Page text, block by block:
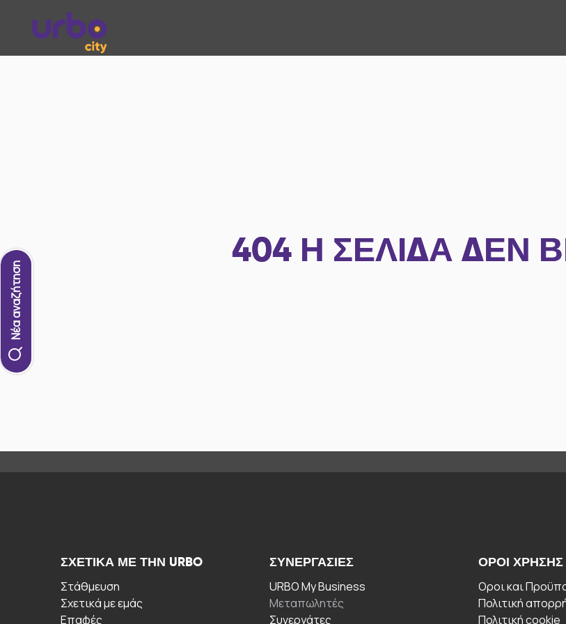
Νέα αναζήτηση
404 Η ΣΕΛΊΔΑ ΔΕΝ
ΣΧΕΤΙΚΆ ΜΕ ΤΗΝ URBO
Στάθμευση
Σχετικά με εμάς
Επαφές
ΣΥΝΕΡΓΑΣΊΕΣ
URBO My Business
Μεταπωλητές
Συνεργάτες
ΟΡΟΙ ΧΡΉΣΗΣ
Οροι και
Πολιτική
Πολιτική cookie